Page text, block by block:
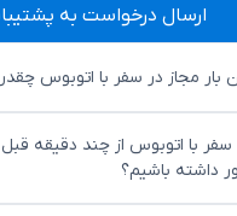
ارسال درخواست به
بار مجاز در سفر با اتوبوس
سفر با اتوبوس از چند دقیقه قبل
داشته باشیم؟